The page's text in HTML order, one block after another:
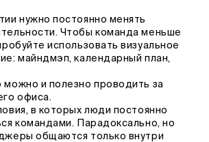
нужно постоянно менять
Чтобы команда меньше
использовать визуальное
майндмэп, календарный план,
можно и полезно проводить за
офиса.
в которых люди постоянно
командами. Парадоксально, но
общаются только внутри